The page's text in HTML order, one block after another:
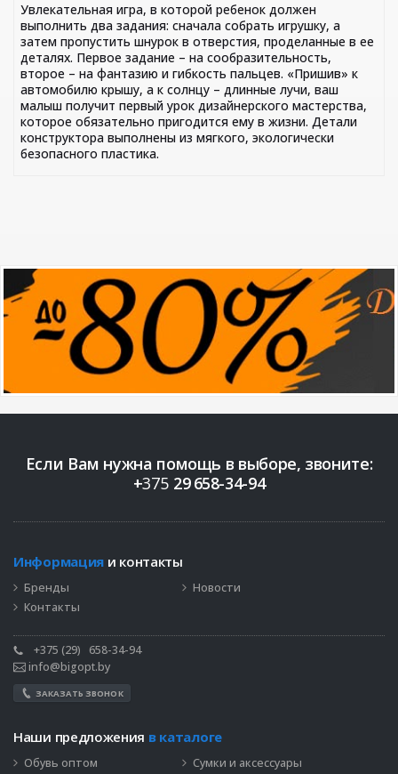
Увлекательная игра, в которой ребенок должен
выполнить два задания: сначала собрать игрушку, а
затем пропустить шнурок в отверстия, проделанные в ее
деталях. Первое задание – на сообразительность,
второе – на фантазию и гибкость пальцев. «Пришив» к
автомобилю крышу, а к солнцу – длинные лучи, ваш
малыш получит первый урок дизайнерского мастерства,
которое обязательно пригодится ему в жизни. Детали
конструктора выполнены из мягкого, экологически
безопасного пластика.
Если Вам нужна помощь в выборе, звоните:
+375 29658-34-94
Информация и контакты
Бренды
Новости
Контакты
+375 (29)
658-34-94
info@bigopt.by
ЗАКАЗАТЬ ЗВОНОК
Наши предложения в каталоге
Обувь оптом Сумки и аксессуары